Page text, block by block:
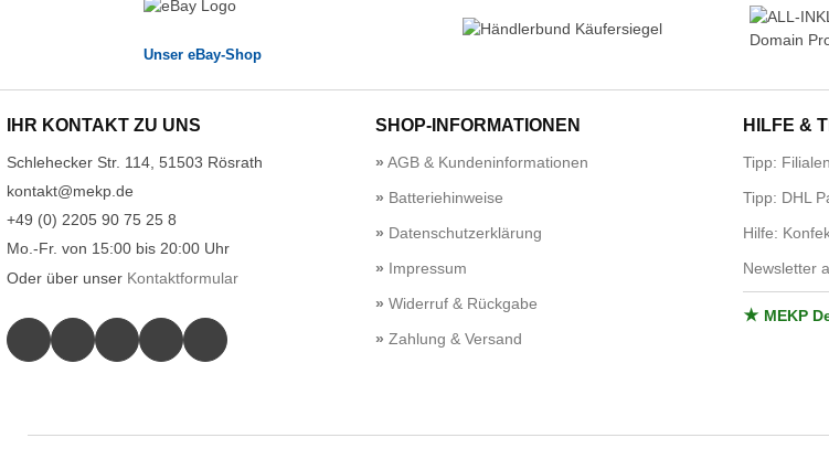
Unser eBay-Shop
IHR KONTAKT ZU UNS
Schlehecker Str. 114, 51503 Rösrath
kontakt@mekp.de
+49 (0) 2205 90 75 25 8
Mo.-Fr. von 15:00 bis 20:00 Uhr
Oder über unser Kontaktformular
SHOP-INFORMATIONEN
AGB & Kundeninformationen
Batteriehinweise
Datenschutzerklärung
Impressum
Widerruf & Rückgabe
Zahlung & Versand
HILFE &
Tipp:
Tipp: DHL
Hilfe:
Newsletter
★ MEKP